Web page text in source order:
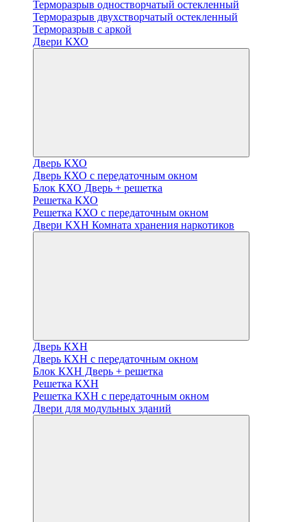
Терморазрыв одностворчатый остекленный
Терморазрыв двухстворчатый остекленный
Терморазрыв с аркой
Двери КХО
Дверь КХО
Дверь КХО с передаточным окном
Блок КХО Дверь + решетка
Решетка КХО
Решетка КХО с передаточным окном
Двери КХН Комната хранения наркотиков
Дверь КХН
Дверь КХН с передаточным окном
Блок КХН Дверь + решетка
Решетка КХН
Решетка КХН с передаточным окном
Двери для модульных зданий